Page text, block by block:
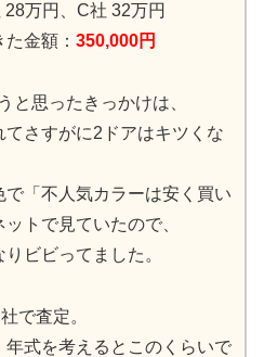
万円、C社 32万円
金額： 350,000円
と思ったきっかけは、
てさすがに2ドアはキツくな
で「不人気カラーは安く買い
トで見ていたので、
ビビってました。
で査定。
年式を考えるとこのくらいで